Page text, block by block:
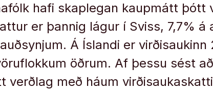
hafi skaplegan kaupmátt þótt
er þannig lágur í Sviss, 7,7% á
Á Íslandi er virðisaukinn
öðrum. Af þessu sést
verðlag með háum